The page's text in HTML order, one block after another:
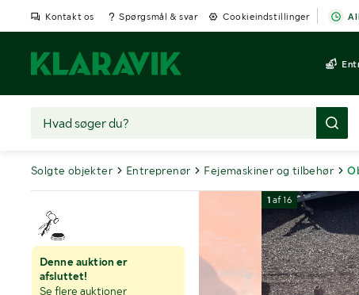
Kontakt os Spørgsmål & svar Cookieindstillinger
Solgte objekter Entreprenør Fejemaskiner og tilbehør
Denne auktion er
afsluttet!
Se flere auktioner
1 af16